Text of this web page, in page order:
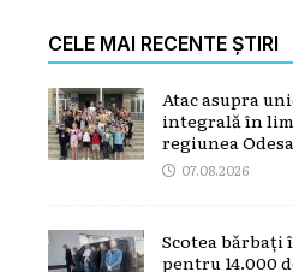
CELE MAI RECENTE ȘTIRI
Atac asupra
integrală în
regiunea Odesa
07.08.2026
Scotea bărbați
pentru 14.000